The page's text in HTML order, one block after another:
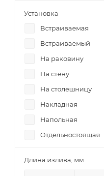
Установка
Встраиваемая
Встраиваемый
На раковину
На стену
На столешницу
Накладная
Напольная
Отдельностоящая
Пристенная
Длина излива, мм